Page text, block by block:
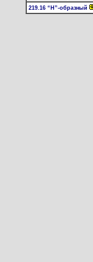
219.16 “Н”-образный